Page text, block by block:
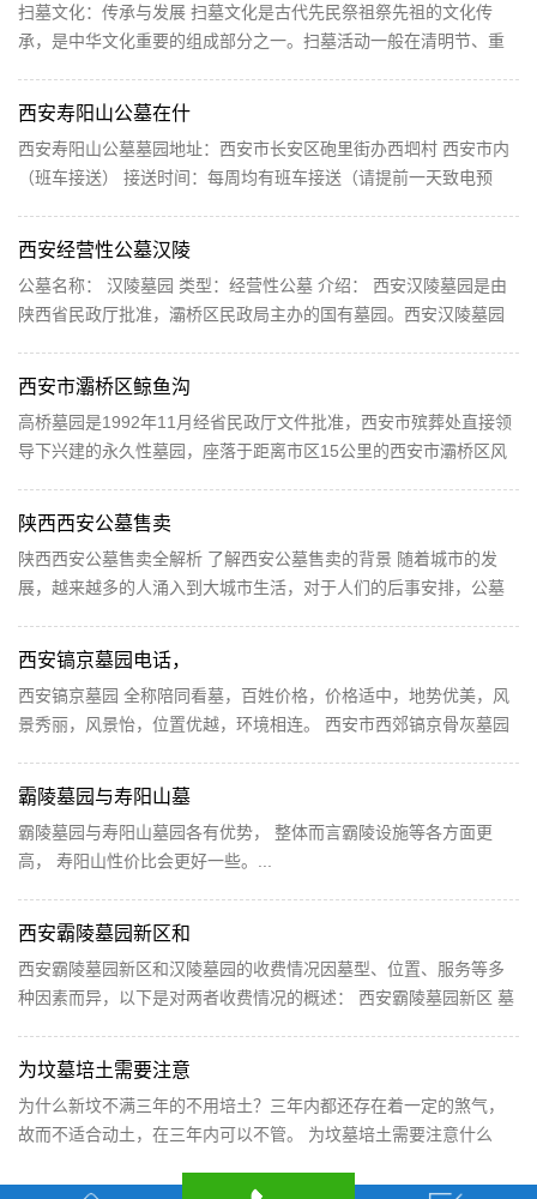
扫墓文化：传承与发展 扫墓文化是古代先民祭祖祭先祖的文化传
承，是中华文化重要的组成部分之一。扫墓活动一般在清明节、重
西安寿阳山公墓在什
西安寿阳山公墓墓园地址：西安市长安区砲里街办西垇村 西安市内
（班车接送） 接送时间：每周均有班车接送（请提前一天致电预
西安经营性公墓汉陵
公墓名称： 汉陵墓园 类型：经营性公墓 介绍： 西安汉陵墓园是由
陕西省民政厅批准，灞桥区民政局主办的国有墓园。西安汉陵墓园
西安市灞桥区鲸鱼沟
高桥墓园是1992年11月经省民政厅文件批准，西安市殡葬处直接领
导下兴建的永久性墓园，座落于距离市区15公里的西安市灞桥区风
陕西西安公墓售卖
陕西西安公墓售卖全解析 了解西安公墓售卖的背景 随着城市的发
展，越来越多的人涌入到大城市生活，对于人们的后事安排，公墓
西安镐京墓园电话，
西安镐京墓园 全称陪同看墓，百姓价格，价格适中，地势优美，风
景秀丽，风景怡，位置优越，环境相连。 西安市西郊镐京骨灰墓园
霸陵墓园与寿阳山墓
霸陵墓园与寿阳山墓园各有优势， 整体而言霸陵设施等各方面更
高， 寿阳山性价比会更好一些。...
西安霸陵墓园新区和
西安霸陵墓园新区和汉陵墓园的收费情况因墓型、位置、服务等多
种因素而异，以下是对两者收费情况的概述： 西安霸陵墓园新区 墓
为坟墓培土需要注意
为什么新坟不满三年的不用培土？三年内都还存在着一定的煞气，
故而不适合动土，在三年内可以不管。 为坟墓培土需要注意什么